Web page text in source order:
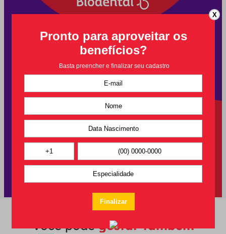
Você podegostar também
X